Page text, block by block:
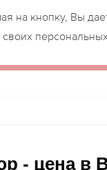
на кнопку, Вы
своих
- цена в